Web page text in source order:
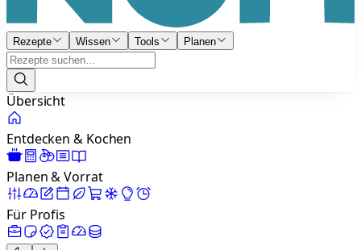
Rezepte Wissen Tools Planen
Übersicht
Entdecken & Kochen
Planen & Vorrat
Für Profis